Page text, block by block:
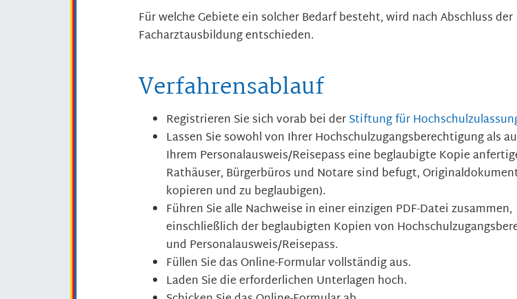
Für welche Gebiete ein solcher Bedarf besteht, wird nach Abschluss der
Facharztausbildung entschieden.
Verfahrensablauf
Registrieren Sie sich vorab bei derStiftung für
Lassen Sie sowohl von Ihrer Hochschulzugangsberechtigung als
Ihrem Personalausweis/Reisepass eine beglaubigte Kopie
Rathäuser, Bürgerbüros und Notare sind befugt,
kopieren und zu beglaubigen).
Führen Sie alle Nachweise in einer einzigen PDF-Datei zusammen,
einschließlich der beglaubigten Kopien von
und Personalausweis/Reisepass.
Füllen Sie das Online-Formular vollständig aus.
Laden Sie die erforderlichen Unterlagen hoch.